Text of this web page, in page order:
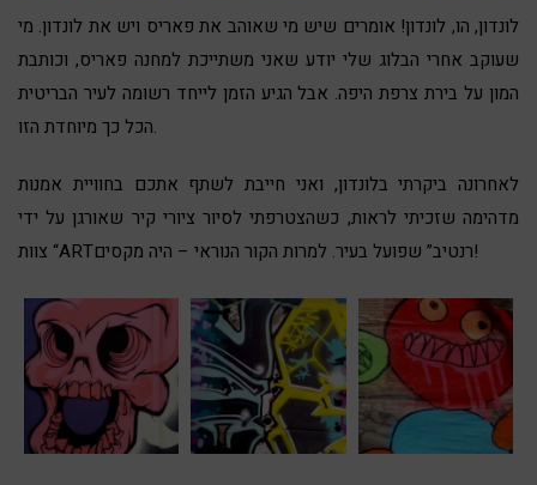
לונדון, הו, לונדון! אומרים שיש מי שאוהב את פאריס ויש את לונדון. מי
שעוקב אחרי הבלוג שלי יודע שאני משתייכת למחנה פאריס, וכותבת
המון על בירת צרפת היפה. אבל הגיע הזמן לייחד רשומה לעיר הבריטית
הכל כך מיוחדת הזו.
לאחרונה ביקרתי בלונדון, ואני חייבת לשתף אתכם בחוויית אמנות
מדהימה שזכיתי לראות, כשהצטרפתי לסיור ציורי קיר שאורגן על ידי
צוות “
ARTרנטיב” שפועל בעיר. למרות הקור הנוראי – היה מקסים!